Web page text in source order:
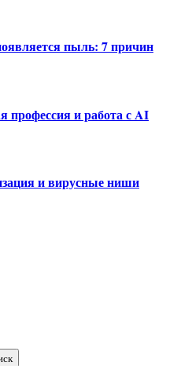
пыль: 7 причин
профессия и работа с AI
и вирусные ниши